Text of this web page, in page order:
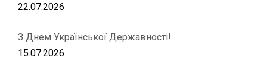
22.07.2026
З Днем Української Державності!
15.07.2026